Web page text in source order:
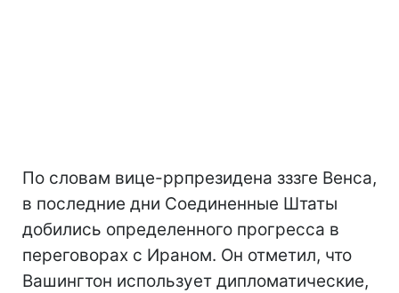
По словам вице-ррпрезидена зззге Венса,
в последние дни Соединенные Штаты
добились определенного прогресса в
переговорах с Ираном. Он отметил, что
Вашингтон использует дипломатические,